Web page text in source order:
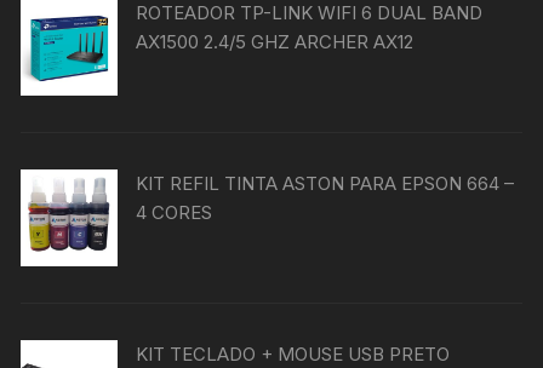
ROTEADOR TP-LINK WIFI 6 DUAL BAND
AX1500 2.4/5 GHZ ARCHER AX12
KIT REFIL TINTA ASTON PARA EPSON 664 –
4 CORES
KIT TECLADO + MOUSE USB PRETO